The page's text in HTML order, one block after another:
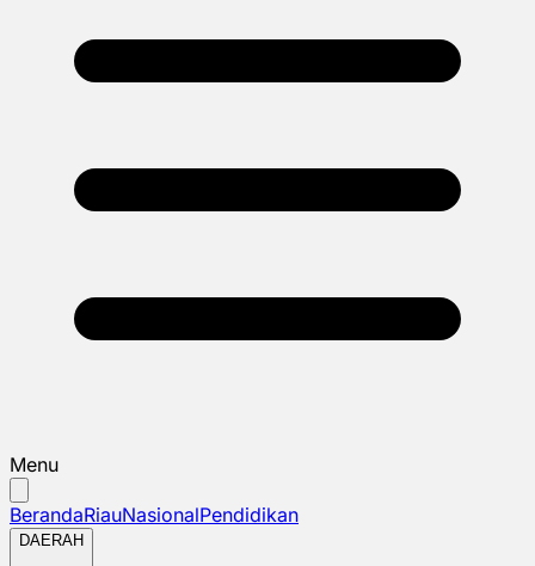
Menu
BerandaRiauNasionalPendidikan
DAERAH